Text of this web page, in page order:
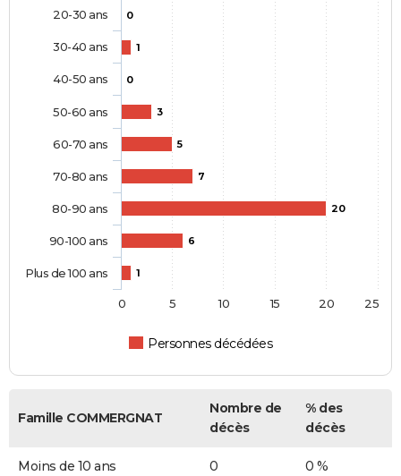
0
1
0
3
5
7
20
6
1
Personnes décédées
20-30 ans
30-40 ans
40-50 ans
50-60 ans
60-70 ans
70-80 ans
80-90 ans
90-100 ans
Plus de 100 ans
0 5 10 15 20 25
Famille COMMERGNAT
Nombre de
décès
% des
décès
Moins de 10 ans 0 0 %